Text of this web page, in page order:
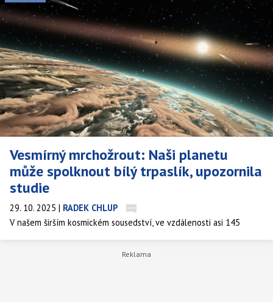
že všechny stopy této původní planety byly dávno ztraceny.
Vesmírný mrchožrout: Naši planetu
může spolknout bílý trpaslík, upozornila
studie
29. 10. 2025 | RADEK CHLUP
V našem širším kosmickém sousedství, ve vzdálenosti asi 145
světelných let, se nachází jeden výjimečně starý vesmírný
mrchožrout – bílý trpaslík LSPM J0207+3331. Těleso, vzniklé před